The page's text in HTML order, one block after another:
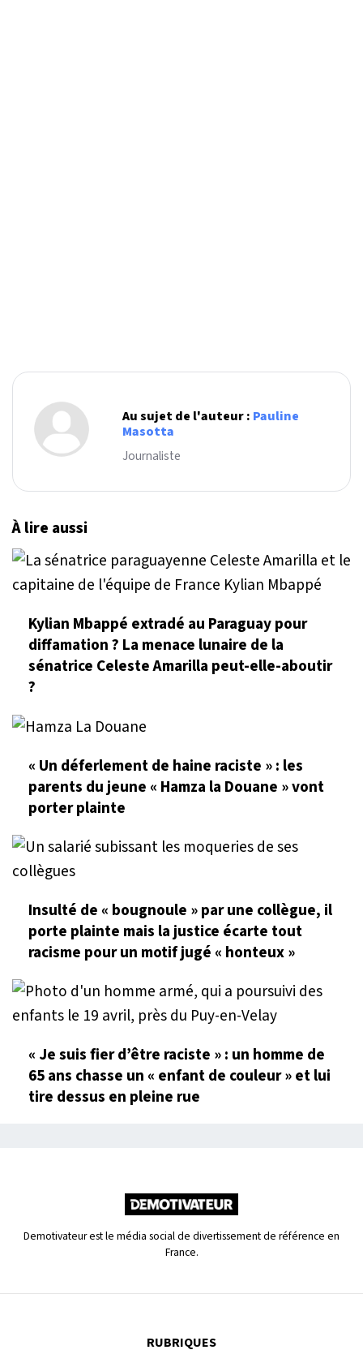
Au sujet de l'auteur : Pauline
Masotta
Journaliste
À lire aussi
Kylian Mbappé extradé au Paraguay pour
diffamation ? La menace lunaire de la
sénatrice Celeste Amarilla peut-elle-aboutir
?
« Un déferlement de haine raciste » : les
parents du jeune « Hamza la Douane » vont
porter plainte
Insulté de « bougnoule » par une collègue, il
porte plainte mais la justice écarte tout
racisme pour un motif jugé « honteux »
« Je suis fier d’être raciste » : un homme de
65 ans chasse un « enfant de couleur » et lui
tire dessus en pleine rue
Demotivateur est le média social de divertissement de référence en
France.
RUBRIQUES